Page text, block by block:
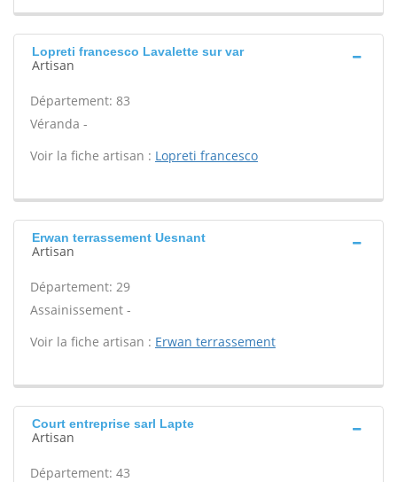
Lopreti francesco Lavalette sur var
Artisan
Département: 83
Véranda -
Voir la fiche artisan : Lopreti francesco
Erwan terrassement Uesnant
Artisan
Département: 29
Assainissement -
Voir la fiche artisan : Erwan terrassement
Court entreprise sarl Lapte
Artisan
Département: 43